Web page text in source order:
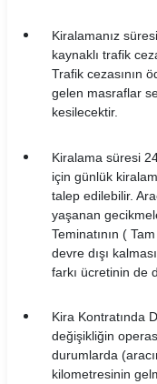
Kiralamanız
kaynaklı trafik
Trafik cezasının
gelen masraflar
kesilecektir.
Kiralama süresi
için günlük
talep edilebilir.
yaşanan
Teminatının (
devre dışı
farkı ücretinin de
Kira Kontratında
değişikliğin
durumlarda
kilometresinin